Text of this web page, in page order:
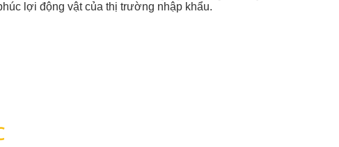
lợi động vật của thị trường nhập khẩu.